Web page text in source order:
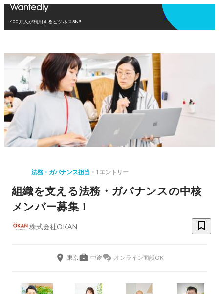
400万人が利用するビジネスSNS
アプリを使う
法務・ガバナンス担当 1エントリー
組織を支える法務・ガバナンスの中核
メンバー募集！
株式会社OKAN
東京 中途 オンライン面談OK